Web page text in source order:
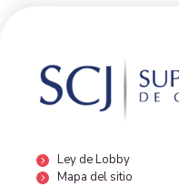
Ley de Lobby
Mapa del sitio